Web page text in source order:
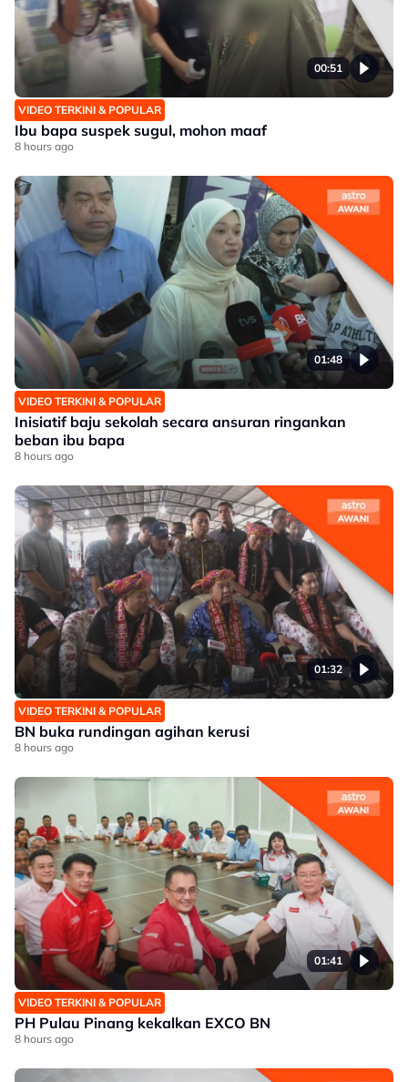
00:51
VIDEO TERKINI & POPULAR
Ibu bapa suspek sugul, mohon maaf
8 hours ago
01:48
VIDEO TERKINI & POPULAR
Inisiatif baju sekolah secara ansuran ringankan
beban ibu bapa
8 hours ago
01:32
VIDEO TERKINI & POPULAR
BN buka rundingan agihan kerusi
8 hours ago
01:41
VIDEO TERKINI & POPULAR
PH Pulau Pinang kekalkan EXCO BN
8 hours ago